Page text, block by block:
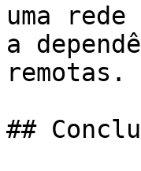
uma
a
remotas.
##